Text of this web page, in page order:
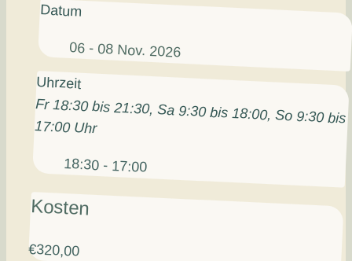
Datum
06 - 08 Nov. 2026
Uhrzeit
Fr 18:30 bis 21:30, Sa 9:30 bis 18:00, So 9:30 bis
17:00 Uhr
18:30 - 17:00
Kosten
€320,00